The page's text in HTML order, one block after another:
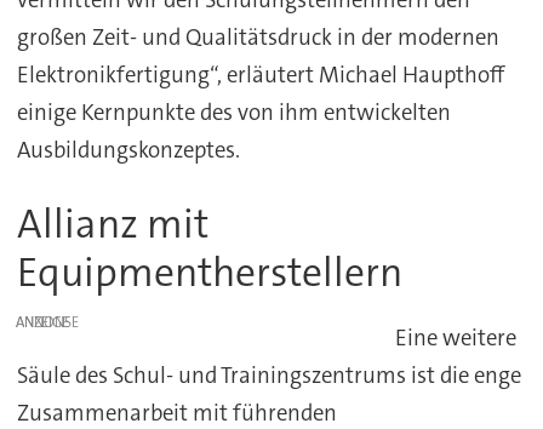
großen Zeit- und Qualitätsdruck in der modernen
Elektronikfertigung“, erläutert Michael Haupthoff
einige Kernpunkte des von ihm entwickelten
Ausbildungskonzeptes.
Allianz mit
Equipmentherstellern
ANZEIGE
Eine weitere
Säule des Schul- und Trainingszentrums ist die enge
Zusammenarbeit mit führenden